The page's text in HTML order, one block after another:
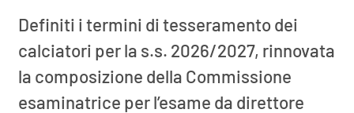
Definiti i termini di tesseramento dei
calciatori per la s.s. 2026/2027, rinnovata
la composizione della Commissione
esaminatrice per l’esame da direttore